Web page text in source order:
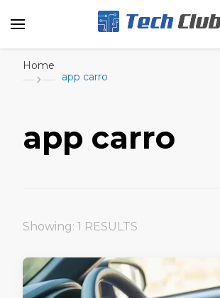
Home
app carro
app carro
Showing: 1 RESULTS